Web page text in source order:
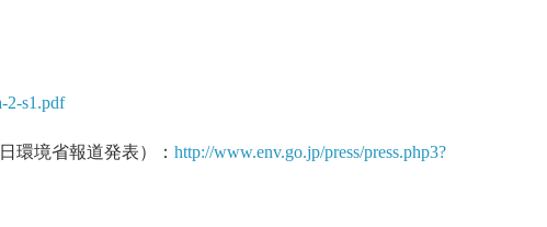
2-s1.pdf
環境省報道発表）：http://www.env.go.jp/press/press.php3?